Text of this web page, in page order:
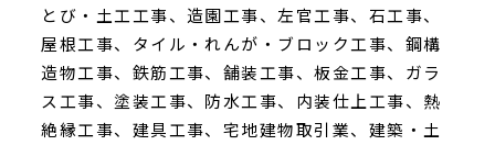
とび・土工工事、造園工事、左官工事、石工事、
屋根工事、タイル・れんが・ブロック工事、鋼構
造物工事、鉄筋工事、舗装工事、板金工事、ガラ
ス工事、塗装工事、防水工事、内装仕上工事、熱
絶縁工事、建具工事、宅地建物取引業、建築・土